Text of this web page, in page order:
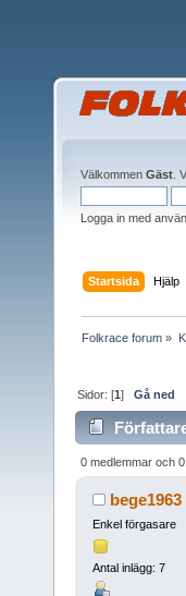
Välkommen Gäst .
Logga in med
Startsida Hjälp
Folkrace forum »
Sidor: [1]Gå ned
0 medlemmar och
bege1963
Enkel förgasare
Antal inlägg: 7